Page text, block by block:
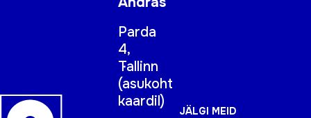
Parda
4,
Tallinn
(asukoht
kaardil)
JÄLGI MEID